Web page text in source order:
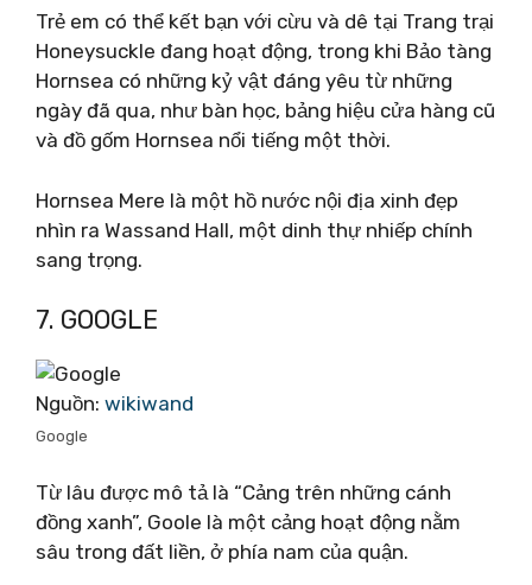
Trẻ em có thể kết bạn với cừu và dê tại Trang trại
Honeysuckle đang hoạt động, trong khi Bảo tàng
Hornsea có những kỷ vật đáng yêu từ những
ngày đã qua, như bàn học, bảng hiệu cửa hàng cũ
và đồ gốm Hornsea nổi tiếng một thời.
Hornsea Mere là một hồ nước nội địa xinh đẹp
nhìn ra Wassand Hall, một dinh thự nhiếp chính
sang trọng.
7. GOOGLE
Nguồn: wikiwand
Google
Từ lâu được mô tả là “Cảng trên những cánh
đồng xanh”, Goole là một cảng hoạt động nằm
sâu trong đất liền, ở phía nam của quận.